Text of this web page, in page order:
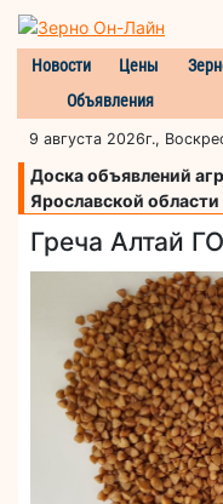
Новости Цены
Объявления
9 августа 2026г.,
Доска объявлений
Ярославской области
Греча Алтай